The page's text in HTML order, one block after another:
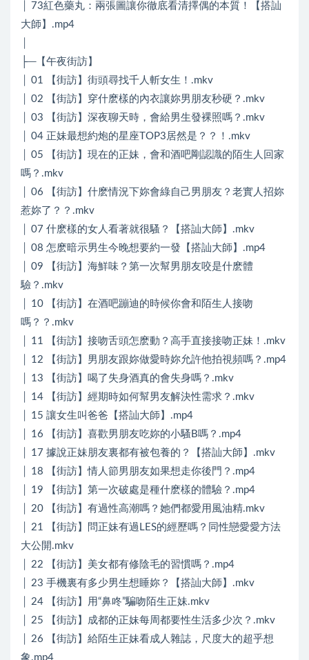
│ 73紅色藥丸：兩張圖讓你徹底看清擇偶的本質！【搭訕
大師】.mp4
├─【午夜街訪】
│ 01 【街訪】街頭尋找千人斬女生！.mkv
│ 02 【街訪】穿什麽樣的內衣讓妳男朋友秒硬？.mkv
│ 03 【街訪】深夜聊天時，會給男生發裸照嗎？.mkv
│ 04 正妹最想約炮的星座TOP3居然是？？！.mkv
│ 05 【街訪】現在的正妹，會和酒吧剛認識的陌生人回家
嗎？.mkv
│ 06 【街訪】什麽情況下妳會綠自己男朋友？老實人招妳
惹妳了？？.mkv
│ 07 什麽樣的女人看著就很騷？【搭訕大師】.mkv
│ 08 怎麽暗示男生今晚想要約一發【搭訕大師】.mp4
│ 09 【街訪】海鮮味？第一次幫男朋友咬是什麽體
驗？.mkv
│ 10 【街訪】在酒吧蹦迪的時候你會和陌生人接吻
嗎？？.mkv
│ 11 【街訪】接吻舌頭怎麽動？高手直接接吻正妹！.mkv
│ 12 【街訪】男朋友跟妳做愛時妳允許他拍視頻嗎？.mp4
│ 13 【街訪】喝了失身酒真的會失身嗎？.mkv
│ 14 【街訪】經期時如何幫男友解決性需求？.mkv
│ 15 讓女生叫爸爸【搭訕大師】.mp4
│ 16 【街訪】喜歡男朋友吃妳的小騷B嗎？.mp4
│ 17 據說正妹朋友裏都有被包養的？【搭訕大師】.mkv
│ 18 【街訪】情人節男朋友如果想走你後門？.mp4
│ 19 【街訪】第一次破處是種什麽樣的體驗？.mp4
│ 20 【街訪】有過性高潮嗎？她們都愛用風油精.mkv
│ 21 【街訪】問正妹有過LES的經歷嗎？同性戀愛愛方法
大公開.mkv
│ 22 【街訪】美女都有修陰毛的習慣嗎？.mp4
│ 23 手機裏有多少男生想睡妳？【搭訕大師】.mkv
│ 24 【街訪】用“鼻咚”騙吻陌生正妹.mkv
│ 25 【街訪】成都的正妹每周都要性生活多少次？.mkv
│ 26 【街訪】給陌生正妹看成人雜誌，尺度大的超乎想
象.mp4